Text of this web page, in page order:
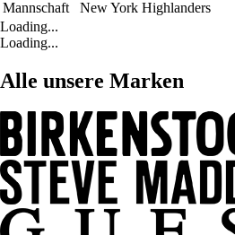
Mannschaft
New York Highlanders
Loading...
Loading...
Alle unsere Marken